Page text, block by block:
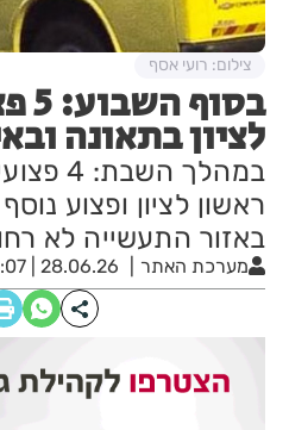
לציון בתאונה
במהלך
ראשון לציון ופצוע
באזור התעשייה לא
מערכת האתר 28.06.26 | 05:07
צילום: רועי אסף